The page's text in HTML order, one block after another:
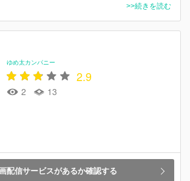
>>続きを読む
ゆめ太カンパニー
2.9
2 13
配信サービスがあるか確認する